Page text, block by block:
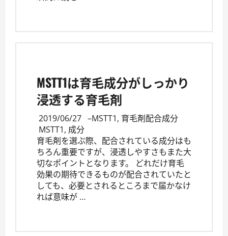
MSTT1は育毛成分がしっかり
浸透する育毛剤
2019/06/27 –MSTT1, 育毛剤配合成分
MSTT1, 成分
育毛剤を選ぶ際、配合されている成分はも
ちろん重要ですが、浸透しやすさもまた大
切なポイントとなります。 どれだけ育毛
効果の期待できるものが配合されていたと
しても、必要とされるところまで届かなけ
れば意味が …